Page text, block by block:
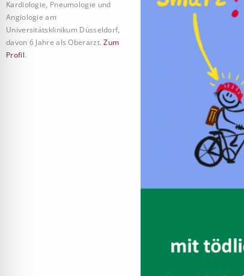
Kardiologie, Pneumologie und
Angiologie am
Universitätsklinikum Düsseldorf,
davon 6 Jahre als Oberarzt.Zum
Profil.